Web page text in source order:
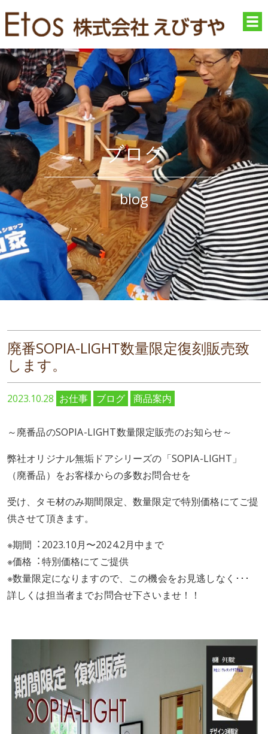
ブログ
blog
廃番SOPIA-LIGHT数量限定復刻販売致
します。
2023.10.28 お仕事 ブログ 商品案内
～廃番品のSOPIA-LIGHT数量限定販売のお知らせ～
弊社オリジナル無垢ドアシリーズの「SOPIA-LIGHT」
（廃番品）をお客様からの多数お問合せを
受け、タモ材のみ期間限定、数量限定で特別価格にてご提
供させて頂きます。
※期間︓2023.10⽉〜2024.2⽉中まで
※価格︓特別価格にてご提供
※数量限定になりますので、この機会をお見逃しなく･･･
詳しくは担当者までお問合せ下さいませ！！